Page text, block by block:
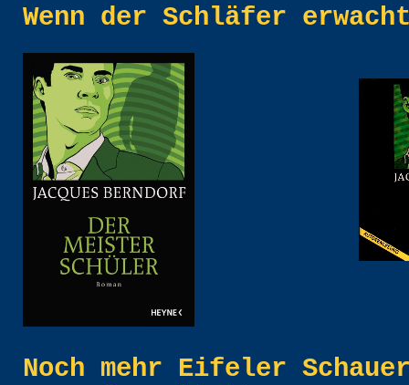
Wenn der Schläfer
Noch mehr Eifeler